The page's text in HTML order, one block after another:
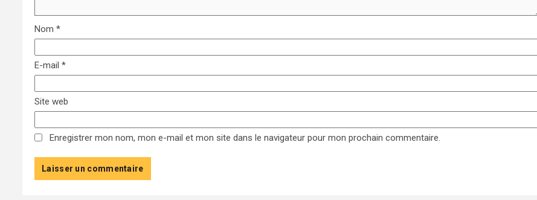
Nom *
E-mail *
Site web
Enregistrer mon nom, mon e-mail et mon site dans le navigateur pour mon prochain commentaire.